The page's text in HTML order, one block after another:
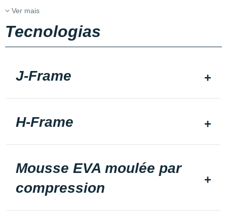
Ver mais
Tecnologias
J-Frame
H-Frame
Mousse EVA moulée par
compression